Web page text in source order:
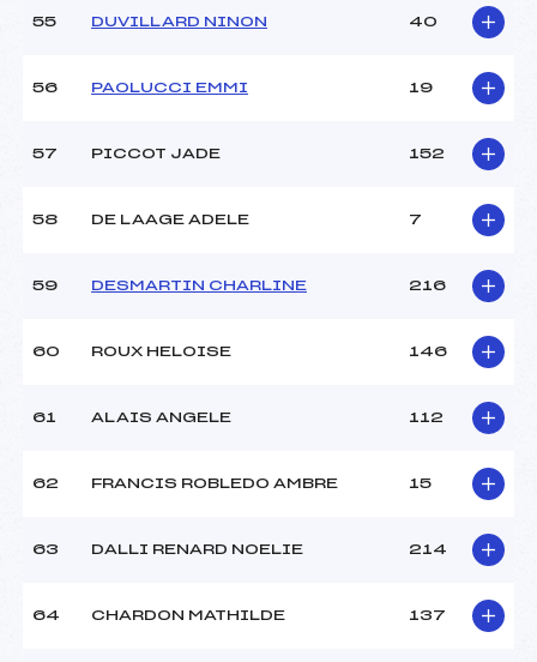
55 DUVILLARD NINON 40
56 PAOLUCCI EMMI 19
57 PICCOT JADE 152
58 DE LAAGE ADELE 7
59 DESMARTIN CHARLINE 216
60 ROUX HELOISE 146
61 ALAIS ANGELE 112
62 FRANCIS ROBLEDO AMBRE 15
63 DALLI RENARD NOELIE 214
64 CHARDON MATHILDE 137